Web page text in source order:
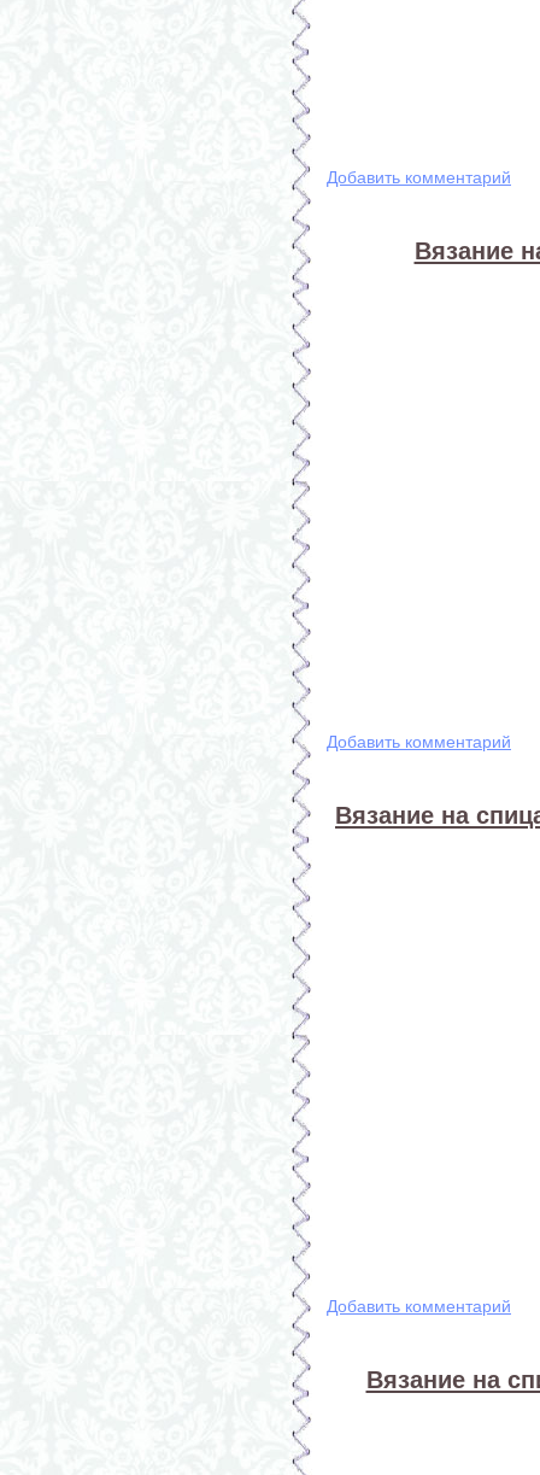
Добавить комментарий
Вязание
Добавить комментарий
Вязание на
Добавить комментарий
Вязание на